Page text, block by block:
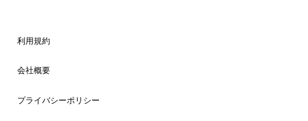
利用規約
会社概要
プライバシーポリシー